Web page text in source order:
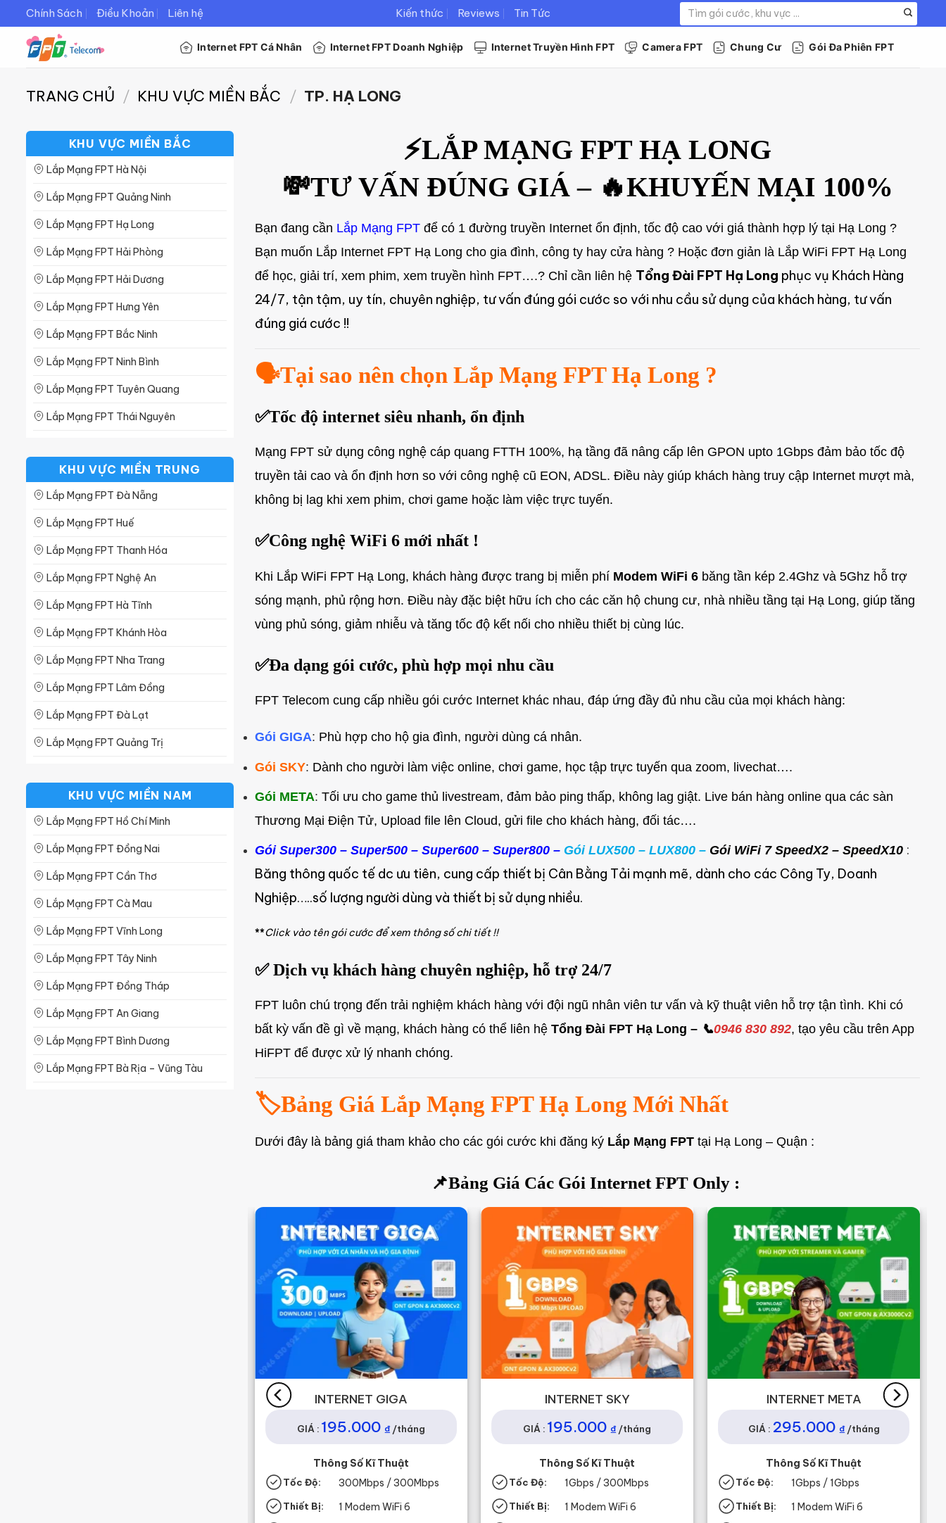
Chính Sách Điều Khoản Liên hệ Kiến thức Reviews Tin Tức
kiếm:
Internet FPT Cá Nhân Internet FPT Doanh Nghiệp Internet Truyền Hình FPT Camera FPT Chung Cư Gói Đa Phiên FPT
TRANG CHỦ / KHU VỰC MIỀN BẮC / TP. HẠ LONG
KHU VỰC MIỀN BẮC
Lắp Mạng FPT Hà Nội
Lắp Mạng FPT Quảng Ninh
Lắp Mạng FPT Hạ Long
Lắp Mạng FPT Hải Phòng
Lắp Mạng FPT Hải Dương
Lắp Mạng FPT Hưng Yên
Lắp Mạng FPT Bắc Ninh
Lắp Mạng FPT Ninh Bình
Lắp Mạng FPT Tuyên Quang
Lắp Mạng FPT Thái Nguyên
Lắp Mạng FPT Lạng Sơn
Lắp Mạng FPT Lào Cai
Lắp Mạng FPT Hà Nam
Lắp Mạng FPT Hòa Bình
Lắp Mạng FPT Nam Định
Lắp Mạng FPT Bắc Giang
Lắp Mạng FPT Thái Bình
Lắp Mạng FPT Vĩnh Phúc
KHU VỰC MIỀN TRUNG
Lắp Mạng FPT Đà Nẵng
Lắp Mạng FPT Huế
Lắp Mạng FPT Thanh Hóa
Lắp Mạng FPT Nghệ An
Lắp Mạng FPT Hà Tĩnh
Lắp Mạng FPT Khánh Hòa
Lắp Mạng FPT Nha Trang
Lắp Mạng FPT Lâm Đồng
Lắp Mạng FPT Đà Lạt
Lắp Mạng FPT Quảng Trị
Lắp Mạng FPT Gia Lai
Lắp Mạng FPT Dak Lak
Lắp Mạng FPT Bình Phước
Lắp Mạng FPT Bình Định
Lắp Mạng FPT Bình Thuận
Lắp Mạng FPT Quảng Nam
Lắp Mạng FPT Quảng Bình
KHU VỰC MIỀN NAM
Lắp Mạng FPT Hồ Chí Minh
Lắp Mạng FPT Đồng Nai
Lắp Mạng FPT Cần Thơ
Lắp Mạng FPT Cà Mau
Lắp Mạng FPT Vĩnh Long
Lắp Mạng FPT Tây Ninh
Lắp Mạng FPT Đồng Tháp
Lắp Mạng FPT An Giang
Lắp Mạng FPT Bình Dương
Lắp Mạng FPT Bà Rịa – Vũng Tàu
⚡LẮP MẠNG FPT HẠ LONG
💸TƯ VẤN ĐÚNG GIÁ – 🔥KHUYẾN MẠI 100%
Bạn đang cần Lắp Mạng FPT để có 1 đường truyền Internet ổn định, tốc độ cao với giá thành hợp lý tại Hạ Long ?
Bạn muốn Lắp Internet FPT Hạ Long cho gia đình, công ty hay cửa hàng ? Hoặc đơn giản là Lắp WiFi FPT Hạ Long
để học, giải trí, xem phim, xem truyền hình FPT….? Chỉ cần liên hệ Tổng Đài FPT Hạ Long phục vụ Khách Hàng
24/7, tận tậm, uy tín, chuyên nghiệp, tư vấn đúng gói cước so với nhu cầu sử dụng của khách hàng, tư vấn
đúng giá cước !!
🗣️Tại sao nên chọn Lắp Mạng FPT Hạ Long ?
✅Tốc độ internet siêu nhanh, ổn định
Mạng FPT sử dụng công nghệ cáp quang FTTH 100%, hạ tầng đã nâng cấp lên GPON upto 1Gbps đảm bảo tốc độ
truyền tải cao và ổn định hơn so với công nghệ cũ EON, ADSL. Điều này giúp khách hàng truy cập Internet mượt mà,
không bị lag khi xem phim, chơi game hoặc làm việc trực tuyến.
✅Công nghệ WiFi 6 mới nhất !
Khi Lắp WiFi FPT Hạ Long, khách hàng được trang bị miễn phí Modem WiFi 6 băng tần kép 2.4Ghz và 5Ghz hỗ trợ
sóng mạnh, phủ rộng hơn. Điều này đặc biệt hữu ích cho các căn hộ chung cư, nhà nhiều tầng tại Hạ Long, giúp tăng
vùng phủ sóng, giảm nhiễu và tăng tốc độ kết nối cho nhiều thiết bị cùng lúc.
✅Đa dạng gói cước, phù hợp mọi nhu cầu
FPT Telecom cung cấp nhiều gói cước Internet khác nhau, đáp ứng đầy đủ nhu cầu của mọi khách hàng:
Gói GIGA: Phù hợp cho hộ gia đình, người dùng cá nhân.
Gói SKY: Dành cho người làm việc online, chơi game, học tập trực tuyến qua zoom, livechat….
Gói META: Tối ưu cho game thủ livestream, đảm bảo ping thấp, không lag giật. Live bán hàng online qua các sàn
Thương Mại Điện Tử, Upload file lên Cloud, gửi file cho khách hàng, đối tác….
Gói Super300 – Super500 – Super600 – Super800 – Gói LUX500 – LUX800 – Gói WiFi 7 SpeedX2 – SpeedX10 :
Băng thông quốc tế dc ưu tiên, cung cấp thiết bị Cân Bằng Tải mạnh mẽ, dành cho các Công Ty, Doanh
Nghiệp…..số lượng người dùng và thiết bị sử dụng nhiều.
**Click vào tên gói cước để xem thông số chi tiết !!
✅ Dịch vụ khách hàng chuyên nghiệp, hỗ trợ 24/7
FPT luôn chú trọng đến trải nghiệm khách hàng với đội ngũ nhân viên tư vấn và kỹ thuật viên hỗ trợ tận tình. Khi có
bất kỳ vấn đề gì về mạng, khách hàng có thể liên hệ Tổng Đài FPT Hạ Long – 📞0946 830 892, tạo yêu cầu trên App
HiFPT để được xử lý nhanh chóng.
🏷️Bảng Giá Lắp Mạng FPT Hạ Long Mới Nhất
Dưới đây là bảng giá tham khảo cho các gói cước khi đăng ký Lắp Mạng FPT tại Hạ Long – Quận :
📌Bảng Giá Các Gói Internet FPT Only :
INTERNET GIGA
GIÁ : 195.000 ₫ /tháng
Thông Số Kĩ Thuật
Tốc Độ: 300Mbps / 300Mbps
Thiết Bị: 1 Modem WiFi 6
INTERNET SKY
GIÁ : 195.000 ₫ /tháng
Thông Số Kĩ Thuật
Tốc Độ: 1Gbps / 300Mbps
Thiết Bị: 1 Modem WiFi 6
INTERNET META
GIÁ : 295.000 ₫ /tháng
Thông Số Kĩ Thuật
Tốc Độ: 1Gbps / 1Gbps
Thiết Bị: 1 Modem WiFi 6